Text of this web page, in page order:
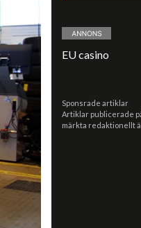
EU casino
Sponsrade artiklar
Artiklar publicerade
märkta redaktionellt